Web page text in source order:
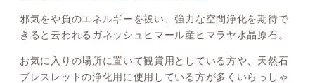
邪気をや負のエネルギーを祓い、強力な空間浄化を期待で
きると云われるガネッシュヒマール産ヒマラヤ水晶原石。
お気に入りの場所に置いて観賞用としている方や、天然石
ブレスレットの浄化用に使用している方が多くいらっしゃ